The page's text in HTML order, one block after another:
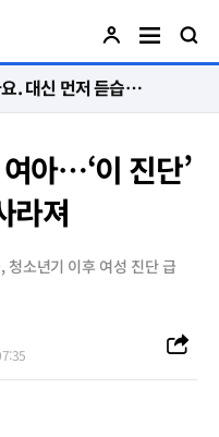
“절대 먼저 말하지 않아요. 대신 먼저 듣습니다”
아…‘이 진단’
라져
청소년기 이후 여성 진단 급